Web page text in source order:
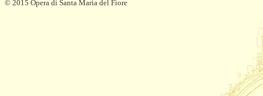
© 2015 Opera di Santa Maria del Fiore